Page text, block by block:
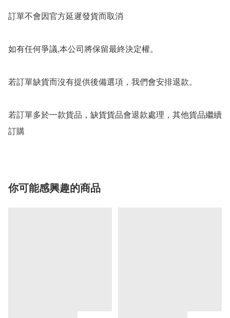
訂單不會因官方延遲發貨而取消
如有任何爭議,本公司將保留最終決定權。
若訂單缺貨而沒有提供後備選項，我們會安排退款。
若訂單多於一款貨品，缺貨貨品會退款處理，其他貨品繼續
你可能感興趣的商品